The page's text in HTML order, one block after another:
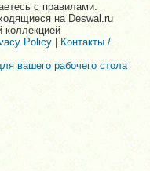
с правилами.
на Deswal.ru
коллекцией
Policy | Контакты /
вашего рабочего стола